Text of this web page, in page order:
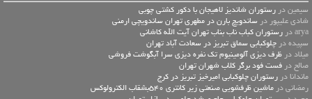
سیمین در رستوران شاندیز لاهیجان با دکور کشتی چوبی
شادی علیپور در ساندویچ بارن در مطهری تهران ساندویچی ارمنی
arya در
رستوران کباب ناب بناب تهران آیت الله کاشانی
سپیده در چلوکبابی سماق تبریز در سعادت آباد تهران
میلاد در ظرف دیزی آلومینیوم تک نفره دیزی سرا آبگوشت فروشی
صالح در فست فود برگر کلاب شهران تهران
ماندانا در رستوران چلوکبابی امیرخیز تبریز در کرج
رمضانی در ماشین ظرفشویی صنعتی زیر کانتری 540بشقاب الکترولوکس